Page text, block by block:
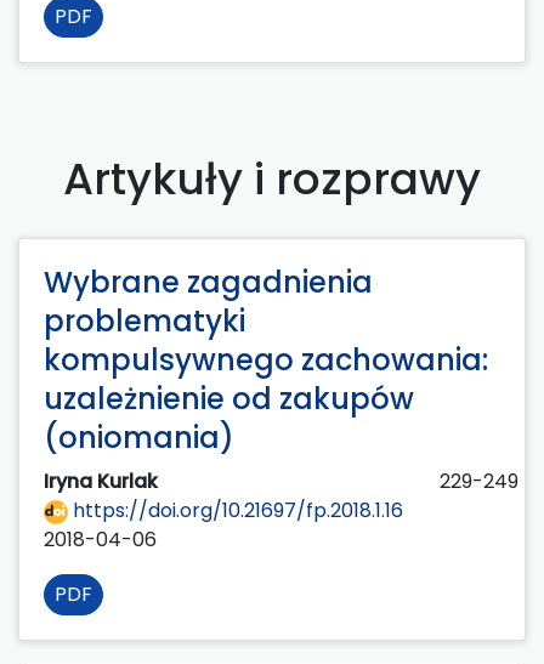
PDF
Artykuły i rozprawy
Wybrane zagadnienia
problematyki
kompulsywnego zachowania:
uzależnienie od zakupów
(oniomania)
Iryna Kurlak
229-249
https://doi.org/10.21697/fp.2018.1.16
2018-04-06
PDF